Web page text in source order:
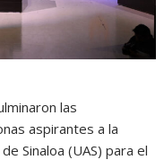
las
aspirantes a la
Sinaloa (UAS) para el